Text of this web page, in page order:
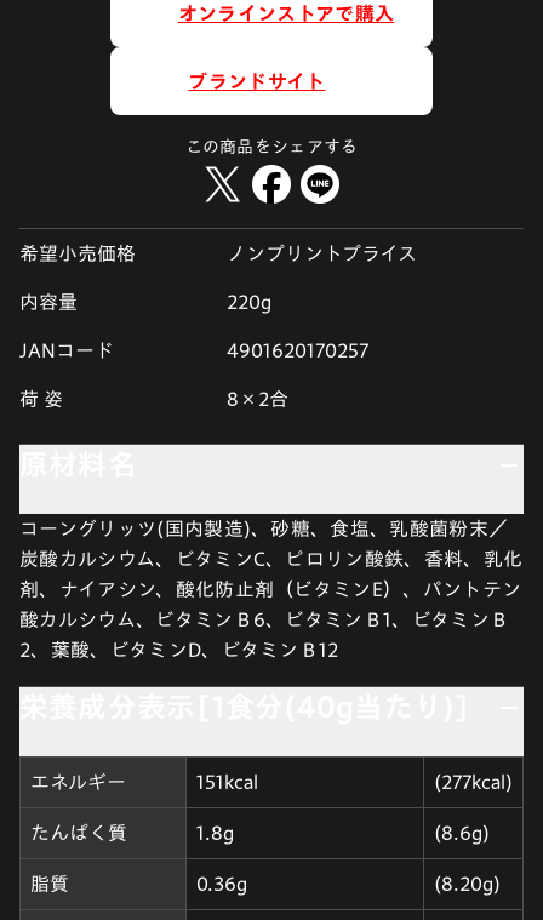
オンラインストアで購入
ブランドサイト
この商品をシェアする
希望小売価格 ノンプリントプライス
内容量 220g
JANコード 4901620170257
荷 姿 8×2合
コーングリッツ(国内製造)、砂糖、食塩、乳酸菌粉末／
炭酸カルシウム、ビタミンC、ピロリン酸鉄、香料、乳化
剤、ナイアシン、酸化防止剤（ビタミンE）、パントテン
酸カルシウム、ビタミンＢ6、ビタミンＢ1、ビタミンＢ
2、葉酸、ビタミンD、ビタミンＢ12
エネルギー 151kcal (277kcal)
たんぱく質 1.8g (8.6g)
脂質 0.36g (8.20g)